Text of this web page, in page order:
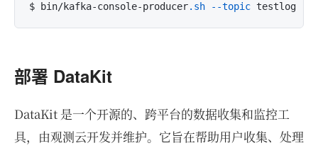
$ bin/kafka-console-producer.sh --topic testlog
部署 DataKit
DataKit 是一个开源的、跨平台的数据收集和监控工
具，由观测云开发并维护。它旨在帮助用户收集、处理